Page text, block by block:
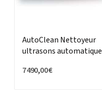
AutoClean Nettoyeur
ultrasons automatique
7 490,00 €